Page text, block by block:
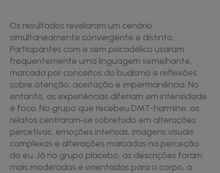
Os resultados revelaram um cenário
simultaneamente convergente e distinto.
Participantes com e sem psicadélico usaram
frequentemente uma linguagem semelhante,
marcada por conceitos do budismo e reflexões
sobre atenção, aceitação e impermanência. No
entanto, as experiências diferiam em intensidade
e foco. No grupo que recebeu DMT-harmine, os
relatos centraram‑se sobretudo em alterações
percetivas, emoções intensas, imagens visuais
complexas e alterações marcadas na perceção
do eu. Já no grupo placebo, as descrições foram
mais moderadas e orientadas para o corpo, a